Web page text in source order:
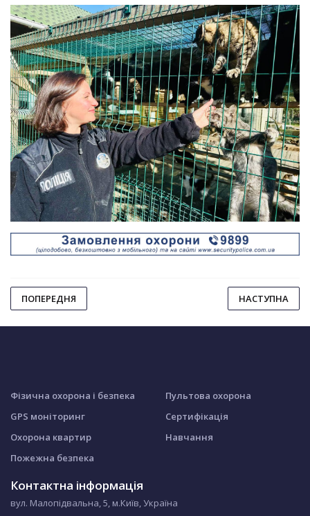
ПОПЕРЕДНЯ НАСТУПНА
Фізична охорона і безпека
GPS моніторинг
Охорона квартир
Пожежна безпека
Пультова охорона
Сертифікація
Навчання
Контактна інформація
вул. Малопідвальна, 5, м.Київ, Україна